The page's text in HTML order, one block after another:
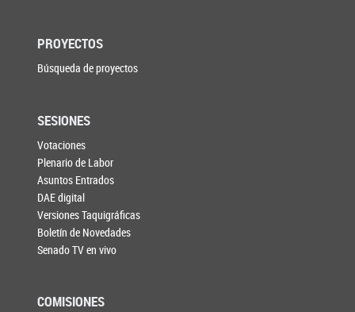
PROYECTOS
Búsqueda de proyectos
SESIONES
Votaciones
Plenario de Labor
Asuntos Entrados
DAE digital
Versiones Taquigráficas
Boletín de Novedades
Senado TV en vivo
COMISIONES